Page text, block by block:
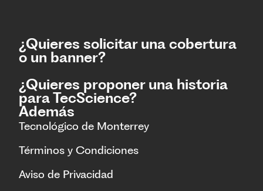
¿Quieres solicitar una cobertura
o un banner?
¿Quieres proponer una historia
para TecScience?
Además
Tecnológico de Monterrey
Términos y Condiciones
Aviso de Privacidad